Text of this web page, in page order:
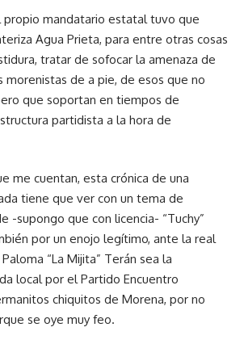
propio mandatario estatal tuvo que
Agua Prieta, para entre otras cosas
tratar de sofocar la amenaza de
morenistas de a pie, de esos que no
que soportan en tiempos de
partidista a la hora de
me cuentan, esta crónica de una
tiene que ver con un tema de
-supongo que con licencia- “Tuchy”
por un enojo legítimo, ante la real
“La Mijita” Terán sea la
local por el Partido Encuentro
chiquitos de Morena, por no
se oye muy feo.